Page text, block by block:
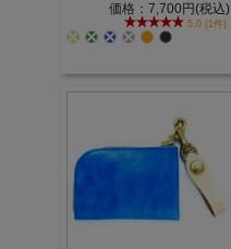
価格：7,700円(税込)
5.0 (1件)